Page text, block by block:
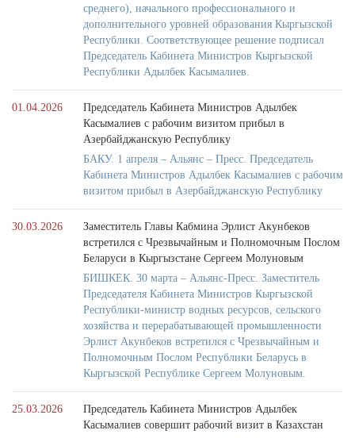
среднего), начального профессионального и
дополнительного уровней образования Кыргызской
Республики. Соответствующее решение подписал
Председатель Кабинета Министров Кыргызской
Республики Адылбек Касымалиев.
01.04.2026
Председатель Кабинета Министров Адылбек
Касымалиев с рабочим визитом прибыл в
Азербайджанскую Республику
БАКУ. 1 апреля – Альянс – Пресс. Председатель
Кабинета Министров Адылбек Касымалиев с рабочим
визитом прибыл в Азербайджанскую Республику
30.03.2026
Заместитель Главы Кабмина Эрлист Акунбеков
встретился с Чрезвычайным и Полномочным Послом
Беларуси в Кыргызстане Сергеем Молуновым
БИШКЕК. 30 марта – Альянс-Пресс. Заместитель
Председателя Кабинета Министров Кыргызской
Республики-министр водных ресурсов, сельского
хозяйства и перерабатывающей промышленности
Эрлист Акунбеков встретился с Чрезвычайным и
Полномочным Послом Республики Беларусь в
Кыргызской Республике Сергеем Молуновым.
25.03.2026
Председатель Кабинета Министров Адылбек
Касымалиев совершит рабочий визит в Казахстан